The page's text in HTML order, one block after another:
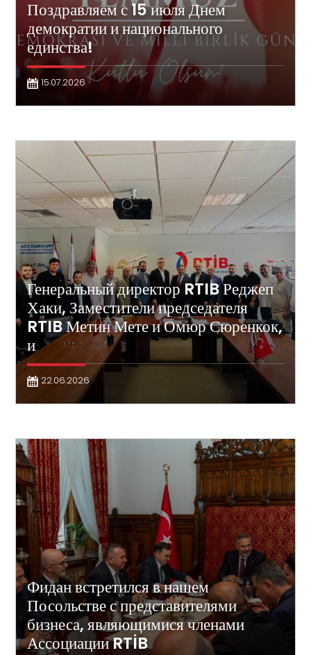
Поздравляем с 15 июля Днем
демократии и национального
единства!
15.07.2026
Генеральный директор RTIB Реджеп
Хаки, Заместители председателя
RTIB Метин Мете и Омюр Сюренкок,
и
22.06.2026
Фидан встретился в нашем
Посольстве с представителями
бизнеса, являющимися членами
Ассоциации RTİB